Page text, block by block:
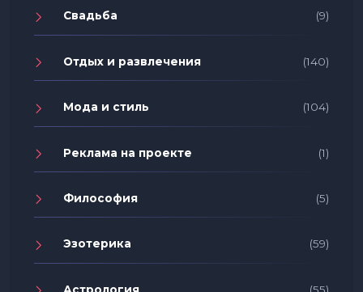
Свадьба (9)
Отдых и развлечения (140)
Мода и стиль (104)
Реклама на проекте (1)
Философия (5)
Эзотерика (59)
Астрология (55)